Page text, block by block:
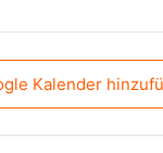
Kalender